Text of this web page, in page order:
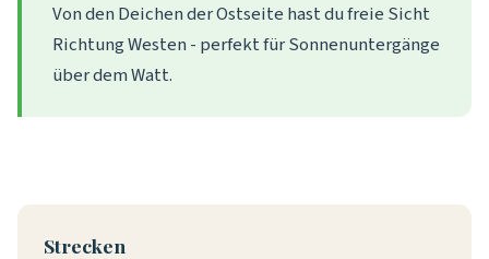
Von den Deichen der Ostseite hast du freie Sicht
Richtung Westen - perfekt für Sonnenuntergänge
über dem Watt.
Strecken